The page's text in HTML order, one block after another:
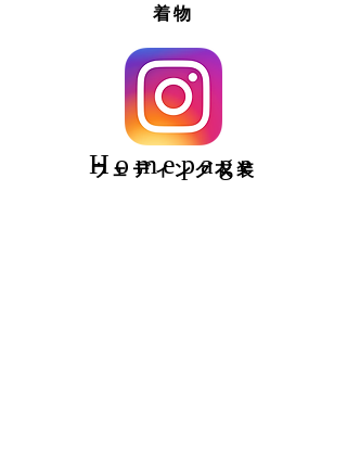
Homepage
着物
ウェディング衣装